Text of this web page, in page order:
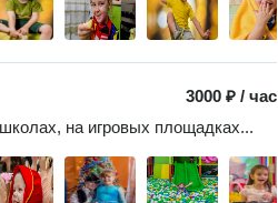
3000 ₽ /час
на игровых площадках...